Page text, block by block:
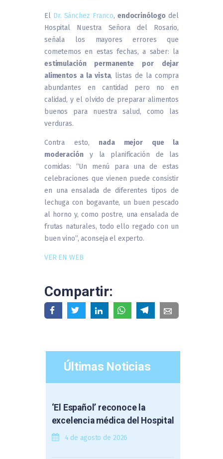
El Dr. Sánchez Franco, endocrinólogo del
Hospital Nuestra Señora del Rosario,
señala los mayores errores que
cometemos en estas fechas, a saber: la
estimulación permanente por dejar
alimentos a la vista, listas de la compra
abundantes en cantidad pero no en
calidad, y el olvido de preparar alimentos
buenos para nuestra salud, como las
verduras.
Contra esto, nada mejor que la
moderacióny la planificación de las
comidas: “Un menú para una de estas
celebraciones que vienen puede consistir
en una ensalada de diferentes tipos de
lechuga con bogavante, un buen pescado
al horno y, como postre, una ensalada de
frutas naturales, todo ello regado con un
buen vino”, aconseja el experto.
VER EN WEB
Compartir:
Últimas Noticias
‘El Español’ reconoce la
excelencia médica del Hospital
4 de agosto de 2026